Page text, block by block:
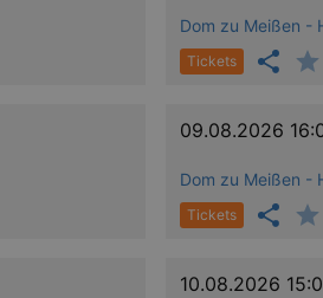
Dom zu Meißen -
Tickets
09.08.2026
Dom zu Meißen -
Tickets
10.08.2026